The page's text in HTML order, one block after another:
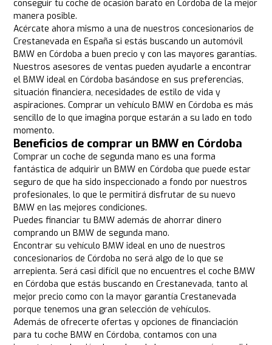
conseguir tu coche de ocasión barato en Córdoba de la mejor
manera posible.
Acércate ahora mismo a una de nuestros concesionarios de
Crestanevada en España si estás buscando un automóvil
BMW en Córdoba a buen precio y con las mayores garantías.
Nuestros asesores de ventas pueden ayudarle a encontrar
el BMW ideal en Córdoba basándose en sus preferencias,
situación financiera, necesidades de estilo de vida y
aspiraciones. Comprar un vehículo BMW en Córdoba es más
sencillo de lo que imagina porque estarán a su lado en todo
momento.
Beneficios de comprar un BMW en Córdoba
Comprar un coche de segunda mano es una forma
fantástica de adquirir un BMW en Córdoba que puede estar
seguro de que ha sido inspeccionado a fondo por nuestros
profesionales, lo que le permitirá disfrutar de su nuevo
BMW en las mejores condiciones.
Puedes financiar tu BMW además de ahorrar dinero
comprando un BMW de segunda mano.
Encontrar su vehículo BMW ideal en uno de nuestros
concesionarios de Córdoba no será algo de lo que se
arrepienta. Será casi difícil que no encuentres el coche BMW
en Córdoba que estás buscando en Crestanevada, tanto al
mejor precio como con la mayor garantía Crestanevada
porque tenemos una gran selección de vehículos.
Además de ofrecerte ofertas y opciones de financiación
para tu coche BMW en Córdoba, contamos con una